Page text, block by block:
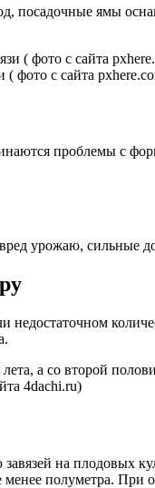
посадочные ямы
( фото с сайта
проблемы с
урожаю, сильные
недостаточном
а со второй
на плодовых
полуметра.